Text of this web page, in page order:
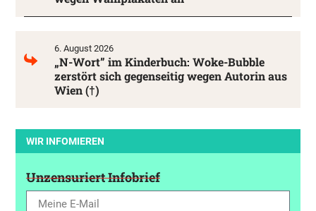
6. August 2026
„N-Wort” im Kinderbuch: Woke-Bubble
zerstört sich gegenseitig wegen Autorin aus
Wien (†)
WIR INFOMIEREN
Unzensuriert Infobrief